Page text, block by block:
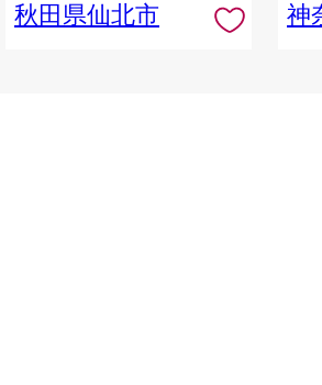
秋田県仙北市
神